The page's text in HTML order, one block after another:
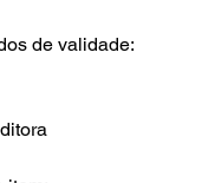
de validade: